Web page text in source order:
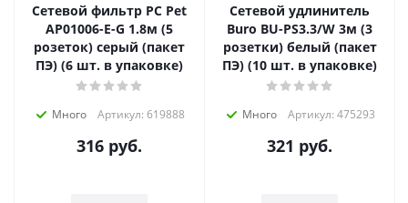
Сетевой фильтр PC Pet
AP01006-E-G 1.8м (5
розеток) серый (пакет
ПЭ) (6 шт. в упаковке)
Много Артикул: 619888
316 руб.
Сетевой удлинитель
Buro BU-PS3.3/W 3м (3
розетки) белый (пакет
ПЭ) (10 шт. в упаковке)
Много Артикул: 475293
321 руб.